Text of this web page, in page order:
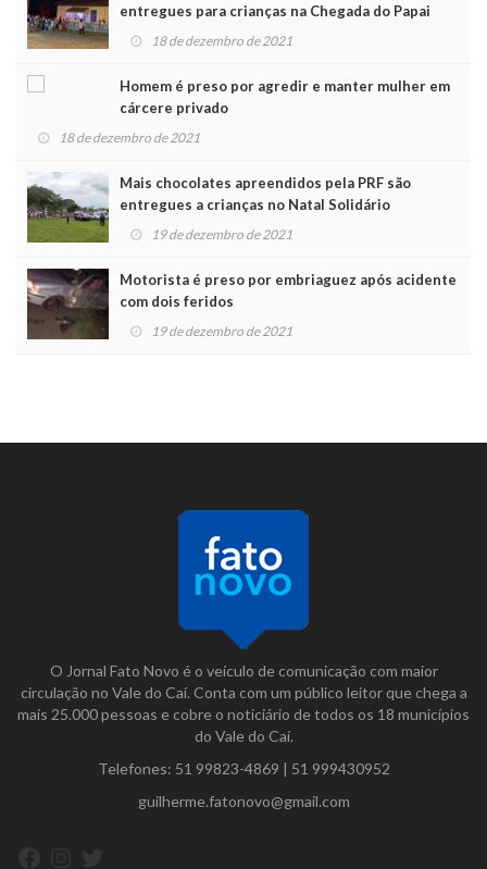
entregues para crianças na Chegada do Papai
Noel
18 de dezembro de 2021
Homem é preso por agredir e manter mulher em
cárcere privado
18 de dezembro de 2021
Mais chocolates apreendidos pela PRF são
entregues a crianças no Natal Solidário
19 de dezembro de 2021
Motorista é preso por embriaguez após acidente
com dois feridos
19 de dezembro de 2021
O Jornal Fato Novo é o veículo de comunicação com maior
circulação no Vale do Caí. Conta com um público leitor que chega a
mais 25.000 pessoas e cobre o noticiário de todos os 18 municípios
do Vale do Caí.
Telefones: 51 99823-4869 | 51 999430952
guilherme.fatonovo@gmail.com